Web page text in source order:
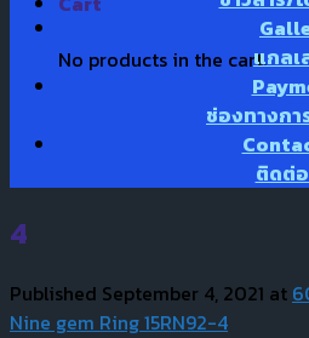
No products in the cart.แกลเ
ช่องทางกา
ติดต่อ
4
Published September 4, 2021 at
Nine gem Ring 15RN92-4